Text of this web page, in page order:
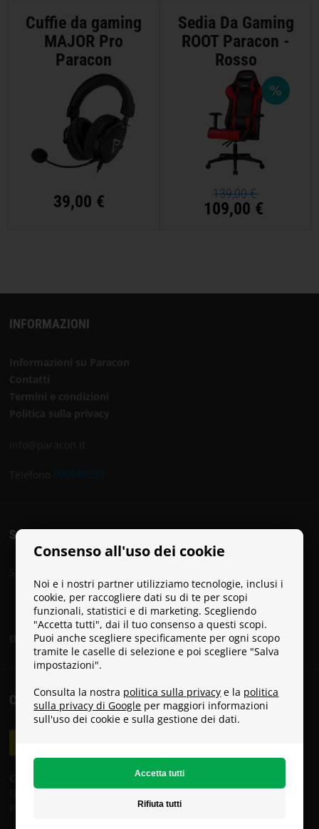
Consenso all'uso dei cookie
Noi e i nostri partner utilizziamo tecnologie, inclusi i
cookie, per raccogliere dati su di te per scopi
funzionali, statistici e di marketing. Scegliendo
"Accetta tutti", dai il tuo consenso a questi scopi.
Puoi anche scegliere specificamente per ogni scopo
tramite le caselle di selezione e poi scegliere "Salva
impostazioni".
Consulta la nostra politica sulla privacy e la politica
sulla privacy di Google per maggiori informazioni
sull'uso dei cookie e sulla gestione dei dati.
Cuffie da gaming
MAJOR Pro
Paracon
39,00 €
Sedia Da Gaming
ROOT Paracon -
Rosso
139,00 €
109,00 €
INFORMAZIONI
800940539
SOCIAL
Diventa un Paracon Ambassador
COSTI DI SPEDIZIONE